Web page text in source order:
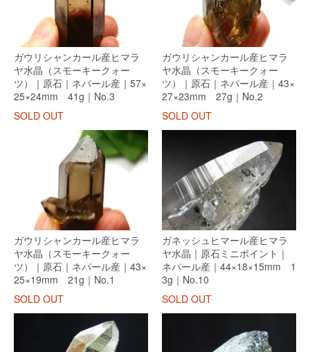
ガウリシャンカール産ヒマラ
ヤ水晶（スモーキークォー
ツ）｜原石｜ネパール産｜57×
25×24mm 41g｜No.3
SOLD OUT
ガウリシャンカール産ヒマラ
ヤ水晶（スモーキークォー
ツ）｜原石｜ネパール産｜43×
27×23mm 27g｜No.2
SOLD OUT
ガウリシャンカール産ヒマラ
ヤ水晶（スモーキークォー
ツ）｜原石｜ネパール産｜43×
25×19mm 21g｜No.1
SOLD OUT
ガネッシュヒマール産ヒマラ
ヤ水晶｜原石ミニポイント｜
ネパール産｜44×18×15mm 1
3g｜No.10
SOLD OUT